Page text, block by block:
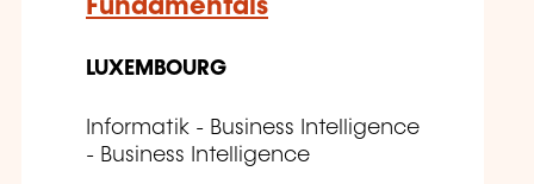
Fundamentals
LUXEMBOURG
Informatik - Business Intelligence
- Business Intelligence